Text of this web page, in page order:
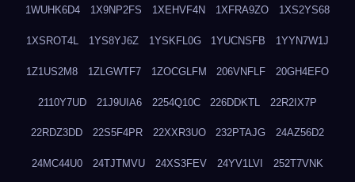
1WUHK6D4 1X9NP2FS 1XEHVF4N 1XFRA9ZO 1XS2YS68
1XSROT4L 1YS8YJ6Z 1YSKFL0G 1YUCNSFB 1YYN7W1J
1Z1US2M8 1ZLGWTF7 1ZOCGLFM 206VNFLF 20GH4EFO
2110Y7UD 21J9UIA6 2254Q10C 226DDKTL 22R2IX7P
22RDZ3DD 22S5F4PR 22XXR3UO 232PTAJG 24AZ56D2
24MC44U0 24TJTMVU 24XS3FEV 24YV1LVI 252T7VNK